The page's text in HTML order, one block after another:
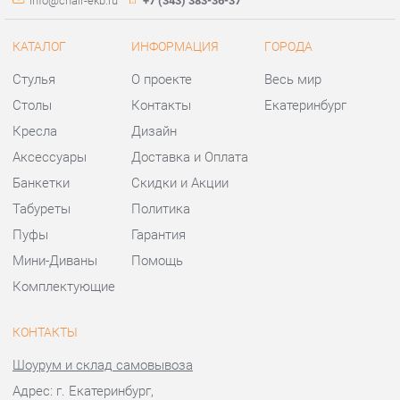
Аксессуары
Банкетки
Табуреты
Пуфы
Доставка и Оплата
Скидки и Акции
Политика
Гарантия
КОНТАКТЫ
Адрес: г. Екатеринбург,
ул.Металлургов, 84
Телефон: +7 (343) 383-36-37
Отправить сообщение